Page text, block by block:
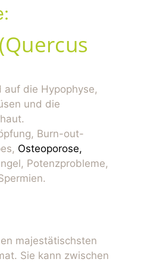
auf die Hypophyse,
und die
Burn-out-
Osteoporose,
Potenzprobleme,
majestätischsten
Sie kann zwischen